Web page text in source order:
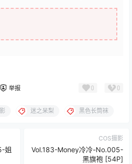
举报 0 0
迷之呆梨 黑色长筒袜
姐
COS摄影
Vol.183-Money冷冷-No.005-
黑旗袍 [54P]